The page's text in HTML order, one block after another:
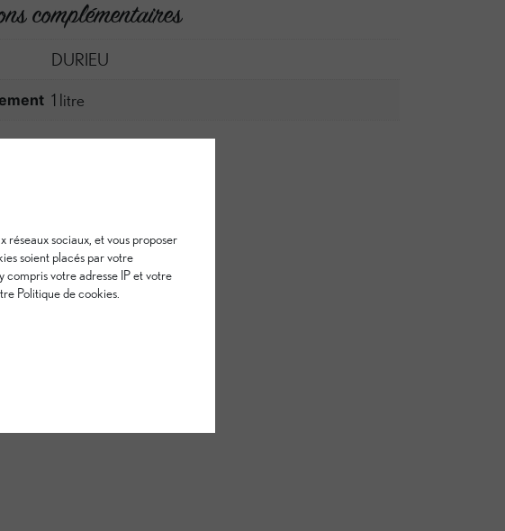
complémentaires
DURIEU
1 litre
réseaux sociaux, et vous proposer
soient placés par votre
compris votre adresse IP et votre
Politique de cookies.